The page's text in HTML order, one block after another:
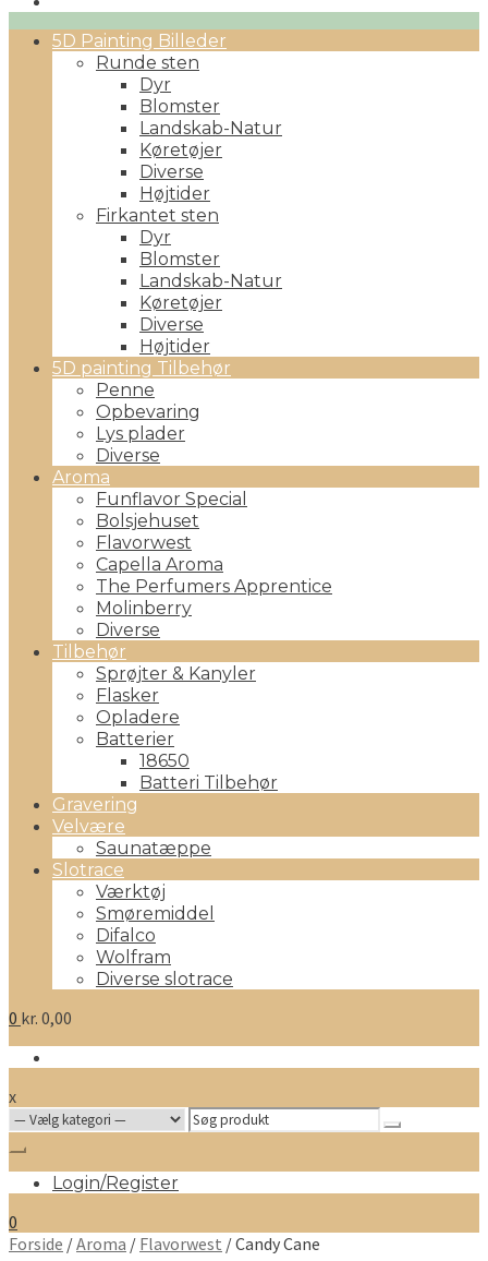
Primary5D Painting Billeder
Runde sten
Dyr
Blomster
Landskab-Natur
Køretøjer
Diverse
Højtider
Firkantet sten
Dyr
Blomster
Landskab-Natur
Køretøjer
Diverse
Højtider
5D painting Tilbehør
Penne
Opbevaring
Lys plader
Diverse
Aroma
Funflavor Special
Bolsjehuset
Flavorwest
Capella Aroma
The Perfumers Apprentice
Molinberry
Diverse
Tilbehør
Sprøjter & Kanyler
Flasker
Opladere
Batterier
18650
Batteri Tilbehør
Gravering
Velvære
Saunatæppe
Slotrace
Værktøj
Smøremiddel
Difalco
Wolfram
Diverse slotrace
0 kr. 0,00
x
Search
for:
Login/Register
0
Forside /Aroma / Flavorwest / Candy Cane